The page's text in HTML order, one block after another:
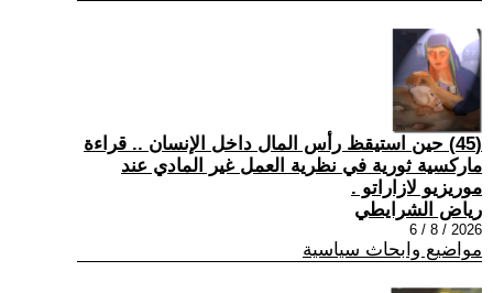
(45) حين استيقظ رأس المال داخل الإنسان .. قراءة
ماركسية ثورية في نظرية العمل غير المادي عند
موريزيو لازاراتو .
رياض الشرايطي
2026 / 8 / 6
مواضيع وابحاث سياسية